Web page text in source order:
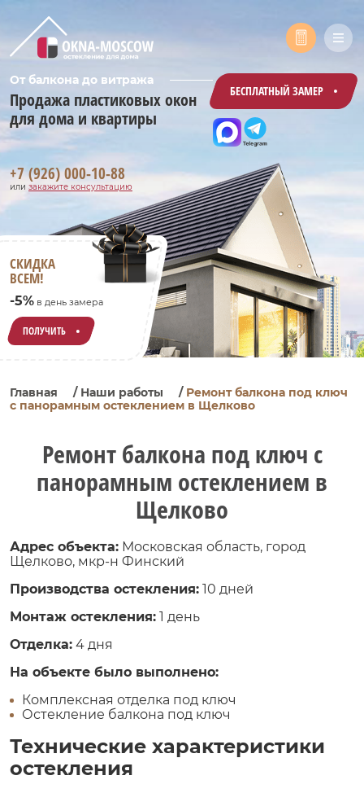
От балкона до витража
Продажа пластиковых окон
для дома и квартиры
БЕСПЛАТНЫЙ ЗАМЕР
+7 (926) 000-10-88
или закажите консультацию
СКИДКА
ВСЕМ!
-5% в день замера
ПОЛУЧИТЬ
Главная / Наши работы / Ремонт балкона под ключ
с панорамным остеклением в Щелково
Ремонт балкона под ключ с
панорамным остеклением в
Щелково
Адрес объекта: Московская область, город
Щелково, мкр-н Финский
Производства остекления: 10 дней
Монтаж остекления: 1 день
Отделка: 4 дня
На объекте было выполнено:
Комплексная отделка под ключ
Остекление балкона под ключ
Технические характеристики
остекления